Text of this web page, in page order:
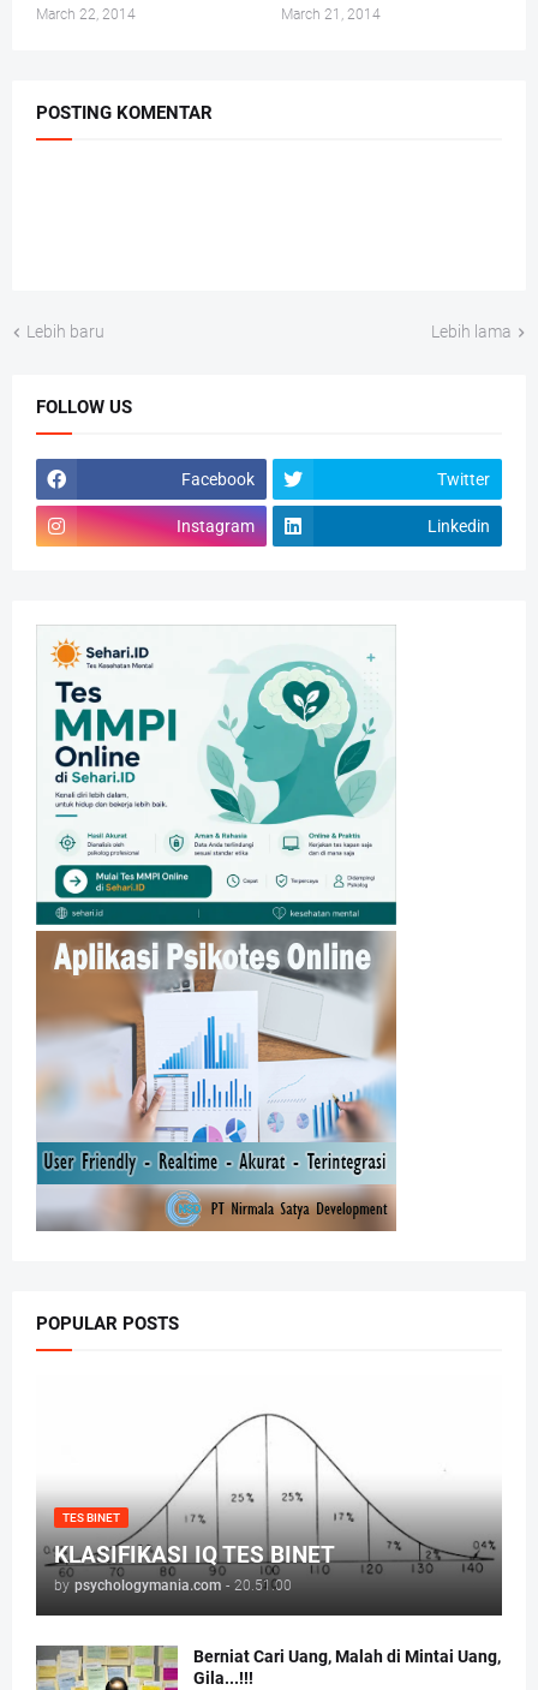
March 22, 2014 March 21, 2014
POSTING KOMENTAR
Lebih baru Lebih lama
FOLLOW US
Facebook Twitter
Instagram Linkedin
POPULAR POSTS
TES BINET
KLASIFIKASI IQ TES BINET
by psychologymania.com - 20.51.00
Berniat Cari Uang, Malah di Mintai Uang,
Gila...!!!